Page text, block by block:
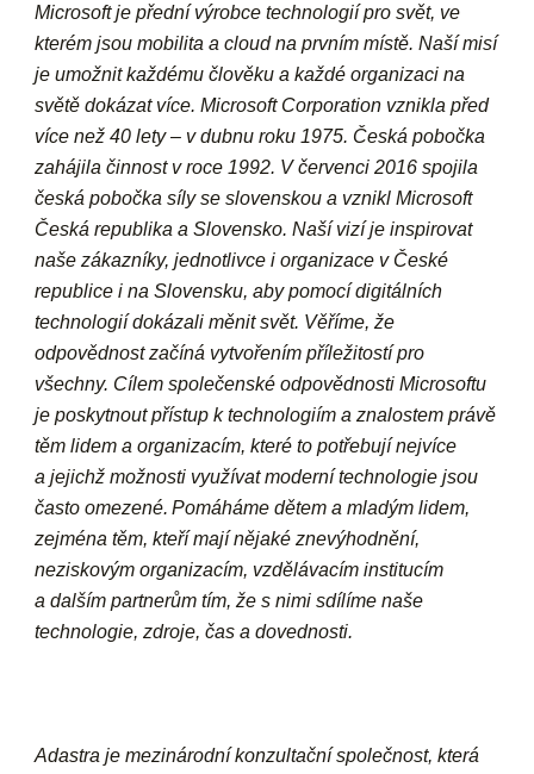
Microsoft je přední výrobce technologií pro svět, ve
kterém jsou mobilita a cloud na prvním místě. Naší misí
je umožnit každému člověku a každé organizaci na
světě dokázat více. Microsoft Corporation vznikla před
více než 40 lety – v dubnu roku 1975. Česká pobočka
zahájila činnost v roce 1992. V červenci 2016 spojila
česká pobočka síly se slovenskou a vznikl Microsoft
Česká republika a Slovensko. Naší vizí je inspirovat
naše zákazníky, jednotlivce i organizace v České
republice i na Slovensku, aby pomocí digitálních
technologií dokázali měnit svět. Věříme, že
odpovědnost začíná vytvořením příležitostí pro
všechny. Cílem společenské odpovědnosti Microsoftu
je poskytnout přístup k technologiím a znalostem právě
těm lidem a organizacím, které to potřebují nejvíce
a jejichž možnosti využívat moderní technologie jsou
často omezené. Pomáháme dětem a mladým lidem,
zejména těm, kteří mají nějaké znevýhodnění,
neziskovým organizacím, vzdělávacím institucím
a dalším partnerům tím, že s nimi sdílíme naše
technologie, zdroje, čas a dovednosti.
Adastra je mezinárodní konzultační společnost, která